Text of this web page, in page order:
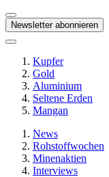
Newsletter abonnieren
Kupfer
Gold
Aluminium
Seltene Erden
Mangan
News
Rohstoffwochen
Minenaktien
Interviews